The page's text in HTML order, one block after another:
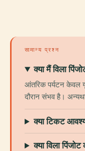
सामान्य प्रश्न
क्या मैं विला
आंतरिक पर्यटन केवल
दौरान संभव है।
क्या टिकट
क्या विला